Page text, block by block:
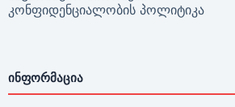
კონფიდენციალობის პოლიტიკა
ᲘᲜᲤᲝᲠᲛᲐᲪᲘᲐ